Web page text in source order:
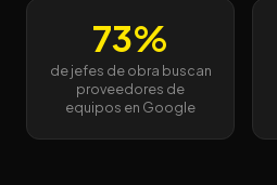
73%
de jefes de obra buscan
proveedores de
equipos en Google